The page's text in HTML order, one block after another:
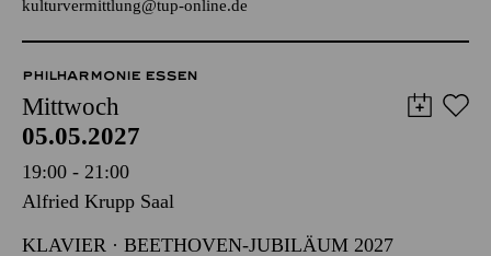
Für Kinder und Jugendliche von 10 bis 13 Jahren
kulturvermittlung@tup-online.de
PHILHARMONIE ESSEN
Mittwoch
05.05.2027
19:00 - 21:00